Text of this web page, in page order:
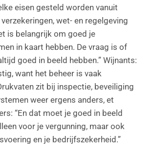
eisen gesteld worden vanuit
wet- en regelgeving
is belangrijk om goed je
in kaart hebben. De vraag is of
goed in beeld hebben.” Wijnants:
want het beheer is vaak
zit bij inspectie, beveiliging
weer ergens anders, et
“En dat moet je goed in beeld
voor je vergunning, maar ook
en je bedrijfszekerheid.”